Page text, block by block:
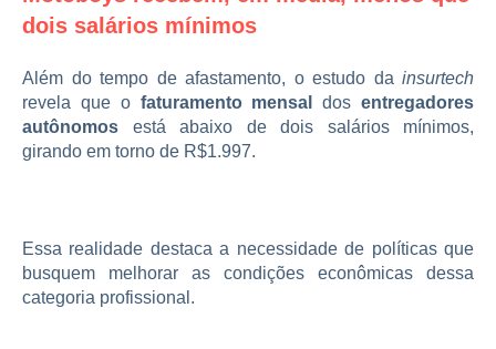
dois salários mínimos
Além do tempo de afastamento, o estudo da insurtech
revela que o faturamento mensaldosentregadores
autônomos está abaixo de dois salários mínimos,
girando em torno de R$1.997.
Essa realidade destaca a necessidade de políticas que
busquem melhorar as condições econômicas dessa
categoria profissional.